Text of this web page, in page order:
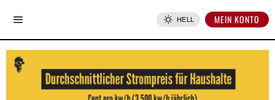
HELL MEIN KONTO